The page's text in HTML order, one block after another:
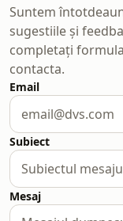
Suntem
sugestiile și
completați
contacta.
Email
Subiect
Mesaj